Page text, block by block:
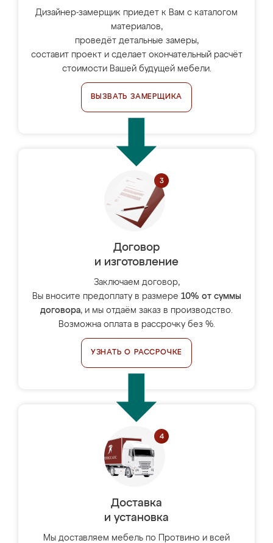
Дизайнер-замерщик приедет к Вам с каталогом
материалов,
проведёт детальные замеры,
составит проект и сделает окончательный расчёт
стоимости Вашей будущей мебели.
ВЫЗВАТЬ ЗАМЕРЩИКА
Договор
и изготовление
Заключаем договор,
Вы вносите предоплату в размере 10% от суммы
договора, и мы отдаём заказ в производство.
Возможна оплата в рассрочку без %.
УЗНАТЬ О РАССРОЧКЕ
Доставка
и установка
Мы доставляем мебель по Протвино и всей